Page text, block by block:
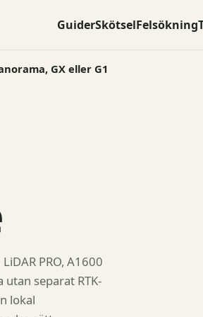
GuiderSkötselFelsökning
GX eller G1
PRO, A1600
utan separat RTK-
lokal